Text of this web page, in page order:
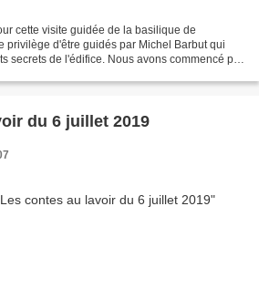
cette visite guidée de la basilique de
privilège d'être guidés par Michel Barbut qui
secrets de l'édifice. Nous avons commencé par
du 6 juillet 2019